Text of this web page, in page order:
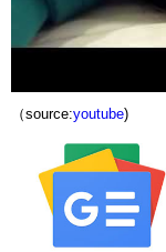
（source:youtube)